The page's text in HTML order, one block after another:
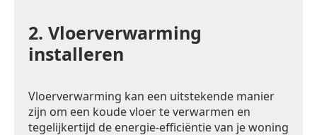
2. Vloerverwarming
installeren
Vloerverwarming kan een uitstekende manier
zijn om een koude vloer te verwarmen en
tegelijkertijd de energie-efficiëntie van je woning